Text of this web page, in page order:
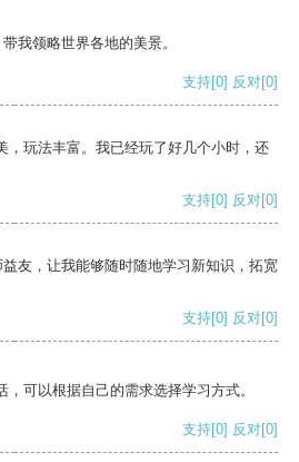
我领略世界各地的美景。
支持[0] 反对[0]
，玩法丰富。我已经玩了好几个小时，还
支持[0] 反对[0]
友，让我能够随时随地学习新知识，拓宽
支持[0] 反对[0]
可以根据自己的需求选择学习方式。
支持[0] 反对[0]